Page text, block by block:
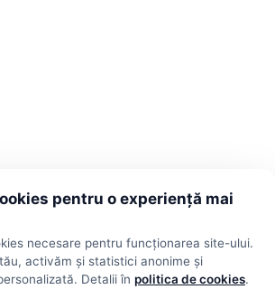
drepturile rezervate. Scoruri, clasamente
Scoruri live
pentru o experiență mai
necesare pentru funcționarea site-ului.
activăm și statistici anonime și
Detalii în politica de cookies.